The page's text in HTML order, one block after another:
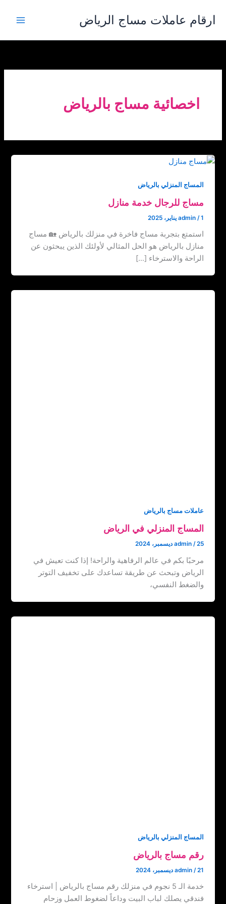
المحتوى
ارقام عاملات مساج الرياض
اخصائية مساج بالرياض
المساج المنزلي بالرياض
مساج للرجال خدمة منازل
admin /1 يناير، 2025
استمتع بتجربة مساج فاخرة في منزلك بالرياض 🏡 مساج
منازل بالرياض هو الحل المثالي لأولئك الذين يبحثون عن
الراحة والاسترخاء […]
عاملات مساج بالرياض
المساج المنزلي في الرياض
admin /25 ديسمبر، 2024
مرحبًا بكم في عالم الرفاهية والراحة! إذا كنت تعيش في
الرياض وتبحث عن طريقة تساعدك على تخفيف التوتر
والضغط النفسي،
المساج المنزلي بالرياض
رقم مساج بالرياض
admin /21 ديسمبر، 2024
خدمة الـ 5 نجوم في منزلك رقم مساج بالرياض | استرخاء
فندقي يصلك لباب البيت وداعاً لضغوط العمل وزحام